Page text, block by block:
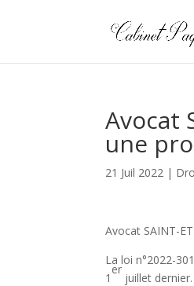
Avocat
une
21 Juil 2022 |
Avocat SAINT-
La loi n°2022-
1
er
juillet dernier.